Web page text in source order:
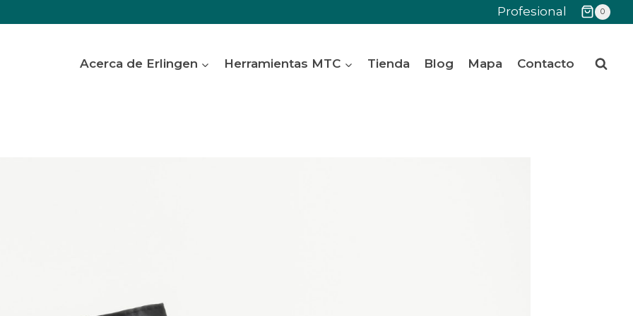
Profesional 0
Acerca de Erlingen Herramientas MTC Tienda Blog Mapa Contacto